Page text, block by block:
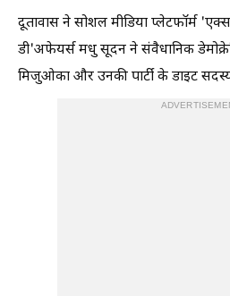
दूतावास ने सोशल मीड‍िया प्‍लेटफॉर्म
डी'अफेयर्स मधु सूदन ने संवैधानिक
मिजुओका और उनकी पार्टी के डाइट